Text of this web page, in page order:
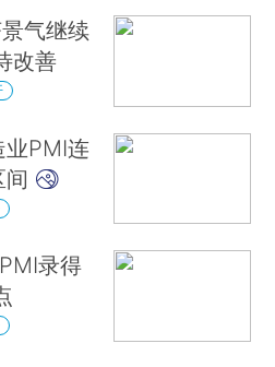
气继续
改善
业PMI连
录得